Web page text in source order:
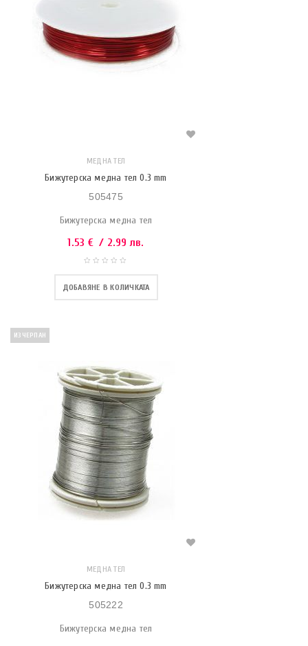
МЕДНА ТЕЛ
Бижутерска медна тел 0.3 mm
505475
Бижутерска медна тел
1.53 € / 2.99 лв.
ДОБАВЯНЕ В КОЛИЧКАТА
ИЗЧЕРПАН
МЕДНА ТЕЛ
Бижутерска медна тел 0.3 mm
505222
Бижутерска медна тел